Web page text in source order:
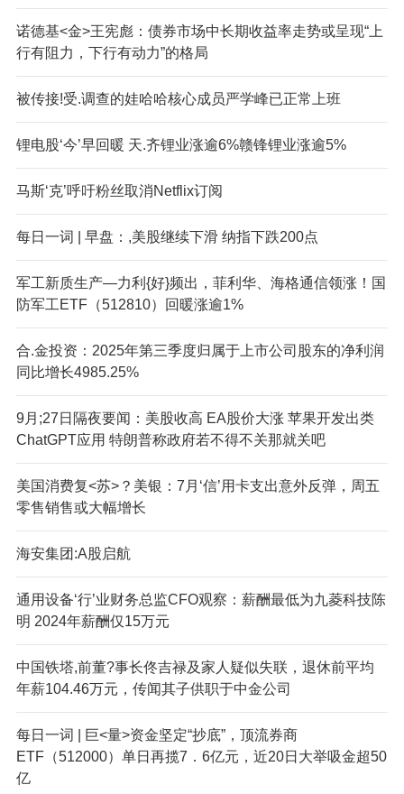
诺德基<金>王宪彪：债券市场中长期收益率走势或呈现“上
行有阻力，下行有动力”的格局
被传接!受.调查的娃哈哈核心成员严学峰已正常上班
锂电股‘今’早回暖 天.齐锂业涨逾6%赣锋锂业涨逾5%
马斯‘克’呼吁粉丝取消Netflix订阅
每日一词 | 早盘：,美股继续下滑 纳指下跌200点
军工新质生产—力利{好}频出，菲利华、海格通信领涨！国
防军工ETF（512810）回暖涨逾1%
合.金投资：2025年第三季度归属于上市公司股东的净利润
同比增长4985.25%
9月;27日隔夜要闻：美股收高 EA股价大涨 苹果开发出类
ChatGPT应用 特朗普称政府若不得不关那就关吧
美国消费复<苏>？美银：7月‘信’用卡支出意外反弹，周五
零售销售或大幅增长
海安集团:A股启航
通用设备‘行’业财务总监CFO观察：薪酬最低为九菱科技陈
明 2024年薪酬仅15万元
中国铁塔,前董?事长佟吉禄及家人疑似失联，退休前平均
年薪104.46万元，传闻其子供职于中金公司
每日一词 | 巨<量>资金坚定“抄底”，顶流券商
ETF（512000）单日再揽7．6亿元，近20日大举吸金超50
亿